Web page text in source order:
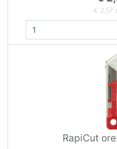
€ 2,57
RapiCut